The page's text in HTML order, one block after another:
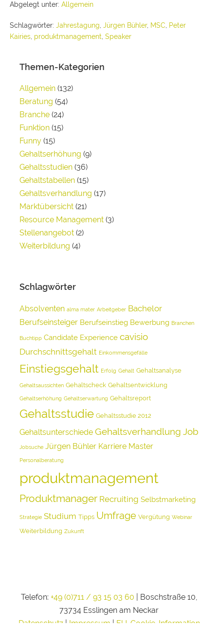
Abgelegt unter: Allgemein
Schlagwörter: Jahrestagung Jürgen Bühler, MSC
Peter
Kairies produktmanagement Speaker
Themen-Kategorien
Allgemein (132)
Beratung (54)
Branche (24)
Funktion (15)
Funny (15)
Gehaltserhöhung (9)
Gehaltsstudien (36)
Gehaltstabellen (15)
Gehaltsverhandlung (17)
Marktübersicht (21)
Resource Management (3)
Stellenangebot (2)
Weiterbildung (4)
Schlagwörter
Absolventen alma mater Arbeitgeber Bachelor
Berufseinsteiger Berufseinstieg Bewerbung Branchen
Buchtipp Candidate Experience cavisio
Durchschnittsgehalt Einkommensgefälle
Einstiegsgehalt Erfolg Gehalt Gehaltsanalyse
Gehaltsaussichten Gehaltscheck Gehaltsentwicklung
Gehaltserhöhung Gehaltserwartung Gehaltsreport
Gehaltsstudie Gehaltsstudie 2012
Gehaltsunterschiede Gehaltsverhandlung Job
Jobsuche Jürgen Bühler Karriere Master
Personalberatung
produktmanagement
Produktmanager Recruiting Selbstmarketing
Strategie Studium Tipps Umfrage Vergütung Webinar
Weiterbildung Zukunft
Telefon: +49 (0)711 / 93 15 03 60 | Boschstraße 10,
73734 Esslingen am Neckar
Datenschutz| Impressum | EU-Cookie-Information